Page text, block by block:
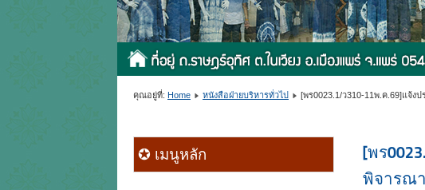
คุณอยู่ที่: Home หนังสือฝ่ายบริหารทั่วไป
[พร0023.1/ว310-11พ.ค.69]แจ้ง
✪ เมนูหลัก
[พร
พิจารณา